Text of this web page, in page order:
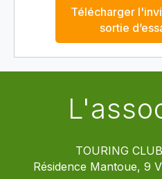
Télécharger
sortie
TOURING
Résidence Mantoue, 9